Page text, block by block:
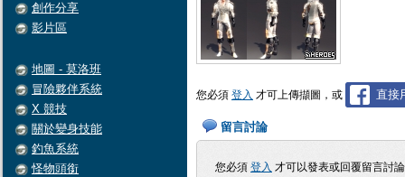
創作分享
影片區
地圖 - 莫洛班
冒險夥伴系統
X 競技
關於變身技能
釣魚系統
怪物頭銜
您必須 登入 才可上傳擷圖，或 直接
留言討論
您必須 登入 才可以發表或回覆留言討